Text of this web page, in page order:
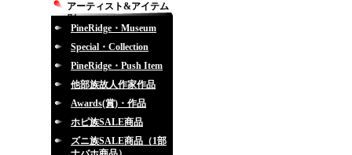
アーティスト&アイテム
別
PineRidge・Museum
Special・Collection
PineRidge・Push Item
他部族故人作家作品
Awards(賞)・作品
ホピ族SALE商品
ズニ族SALE商品（1部